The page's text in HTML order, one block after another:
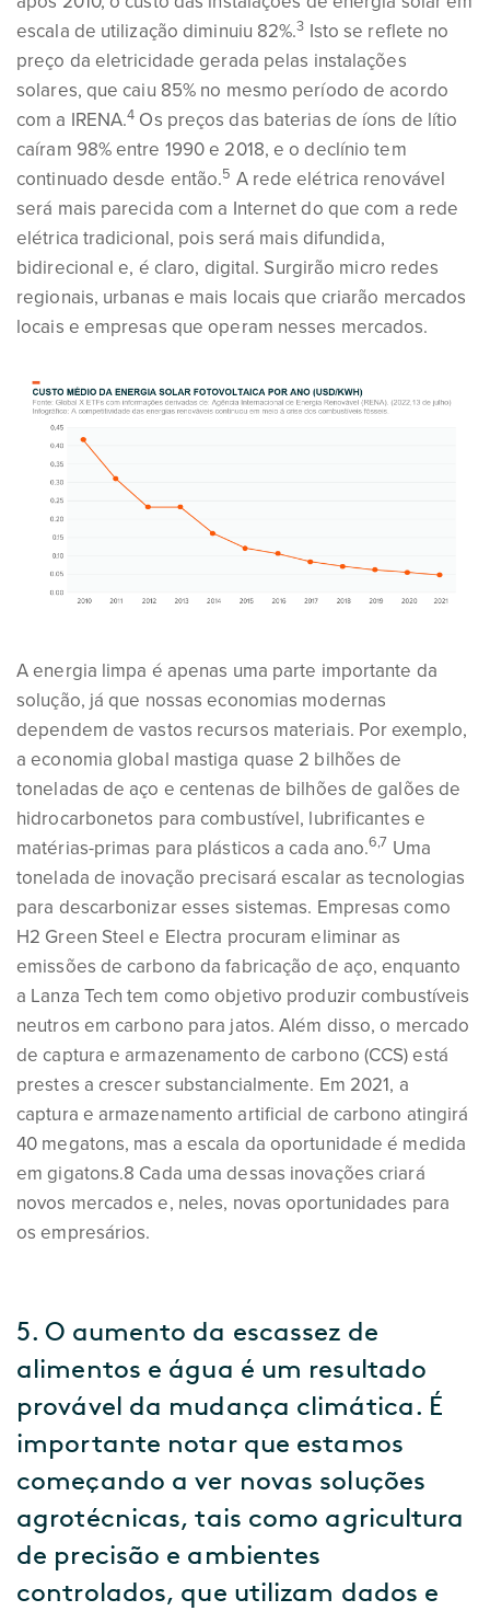
escala de utilização diminuiu 82%.3 Isto se reflete no
preço da eletricidade gerada pelas instalações
solares, que caiu 85% no mesmo período de acordo
com a IRENA.4 Os preços das baterias de íons de lítio
caíram 98% entre 1990 e 2018, e o declínio tem
continuado desde então.5 A rede elétrica renovável
será mais parecida com a Internet do que com a rede
elétrica tradicional, pois será mais difundida,
bidirecional e, é claro, digital. Surgirão micro redes
regionais, urbanas e mais locais que criarão mercados
locais e empresas que operam nesses mercados.
A energia limpa é apenas uma parte importante da
solução, já que nossas economias modernas
dependem de vastos recursos materiais. Por exemplo,
a economia global mastiga quase 2 bilhões de
toneladas de aço e centenas de bilhões de galões de
hidrocarbonetos para combustível, lubrificantes e
matérias-primas para plásticos a cada ano.6,7 Uma
tonelada de inovação precisará escalar as tecnologias
para descarbonizar esses sistemas. Empresas como
H2 Green Steel e Electra procuram eliminar as
emissões de carbono da fabricação de aço, enquanto
a Lanza Tech tem como objetivo produzir combustíveis
neutros em carbono para jatos. Além disso, o mercado
de captura e armazenamento de carbono (CCS) está
prestes a crescer substancialmente. Em 2021, a
captura e armazenamento artificial de carbono atingirá
40 megatons, mas a escala da oportunidade é medida
em gigatons.8 Cada uma dessas inovações criará
novos mercados e, neles, novas oportunidades para
os empresários.
5. O aumento da escassez de
alimentos e água é um resultado
provável da mudança climática. É
importante notar que estamos
começando a ver novas soluções
agrotécnicas, tais como agricultura
de precisão e ambientes
controlados, que utilizam dados e